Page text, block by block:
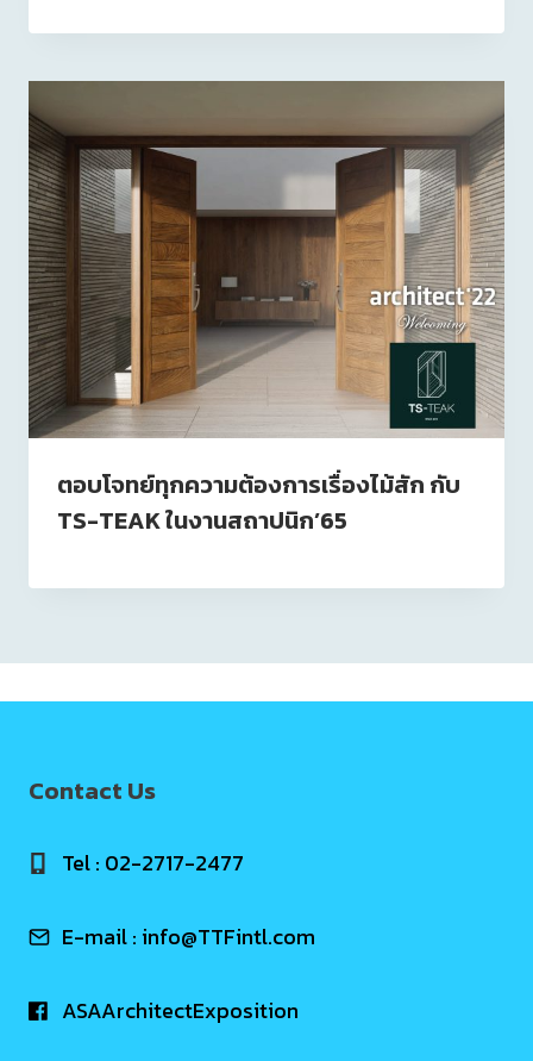
ตอบโจทย์ทุกความต้องการเรื่องไม้สัก กับ
TS-TEAK ในงานสถาปนิก’65
Contact Us
Tel : 02-2717-2477
E-mail : info@TTFintl.com
ASAArchitectExposition